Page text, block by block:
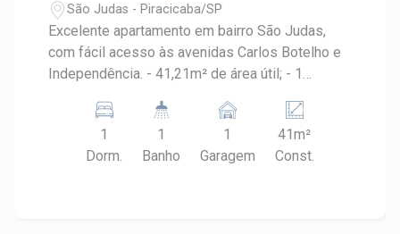
São Judas - Piracicaba/SP
Excelente apartamento em bairro São Judas,
com fácil acesso às avenidas Carlos Botelho e
Independência. - 41,21m² de área útil; - 1
vaga de garagem.
1
Dorm.
1
Banho
1
Garagem
41m²
Const.